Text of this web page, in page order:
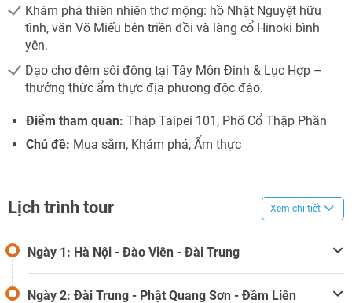
Khám phá thiên nhiên thơ mộng: hồ Nhật Nguyệt hữu
tình, văn Võ Miếu bên triền đồi và làng cổ Hinoki bình
yên.
Dạo chợ đêm sôi động tại Tây Môn Đinh & Lục Hợp –
thưởng thức ẩm thực địa phương độc đáo.
Điểm tham quan: Tháp Taipei 101, Phố Cổ Thập Phần
Chủ đề: Mua sắm, Khám phá, Ẩm thực
Lịch trình tour Xem chi tiết
Ngày 1: Hà Nội - Đào Viên - Đài Trung
Ngày 2: Đài Trung - Phật Quang Sơn - Đầm Liên